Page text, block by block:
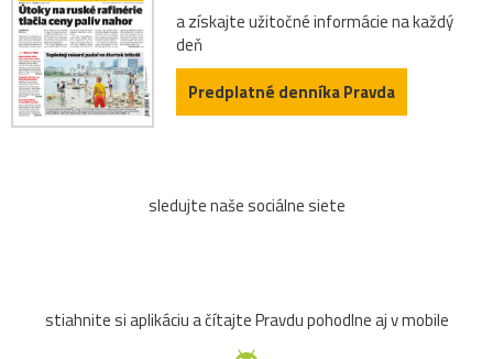
a získajte užitočné informácie na každý
deň
Predplatné denníka Pravda
sledujte naše sociálne siete
stiahnite si aplikáciu a čítajte Pravdu pohodlne aj v mobile